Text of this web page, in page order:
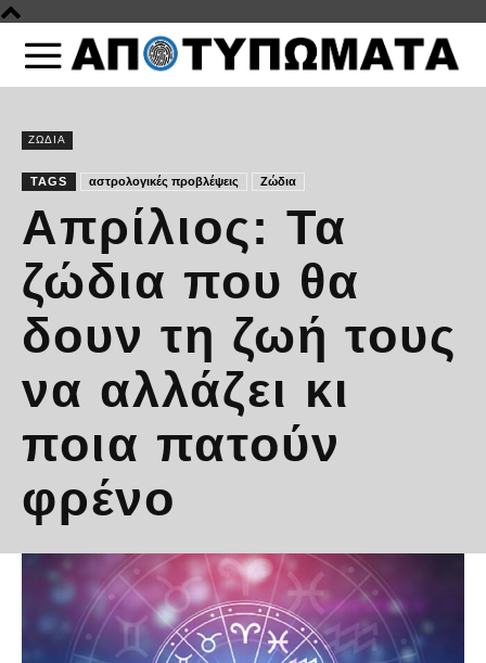
ΖΩΔΙΑ
TAGS αστρολογικές προβλέψεις Ζώδια
Απρίλιος: Τα
ζώδια που θα
δουν τη ζωή τους
να αλλάζει κι
ποια πατούν
φρένο